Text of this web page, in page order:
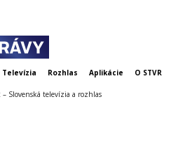
Televízia Rozhlas Aplikácie O STVR
Slovenská televízia a rozhlas